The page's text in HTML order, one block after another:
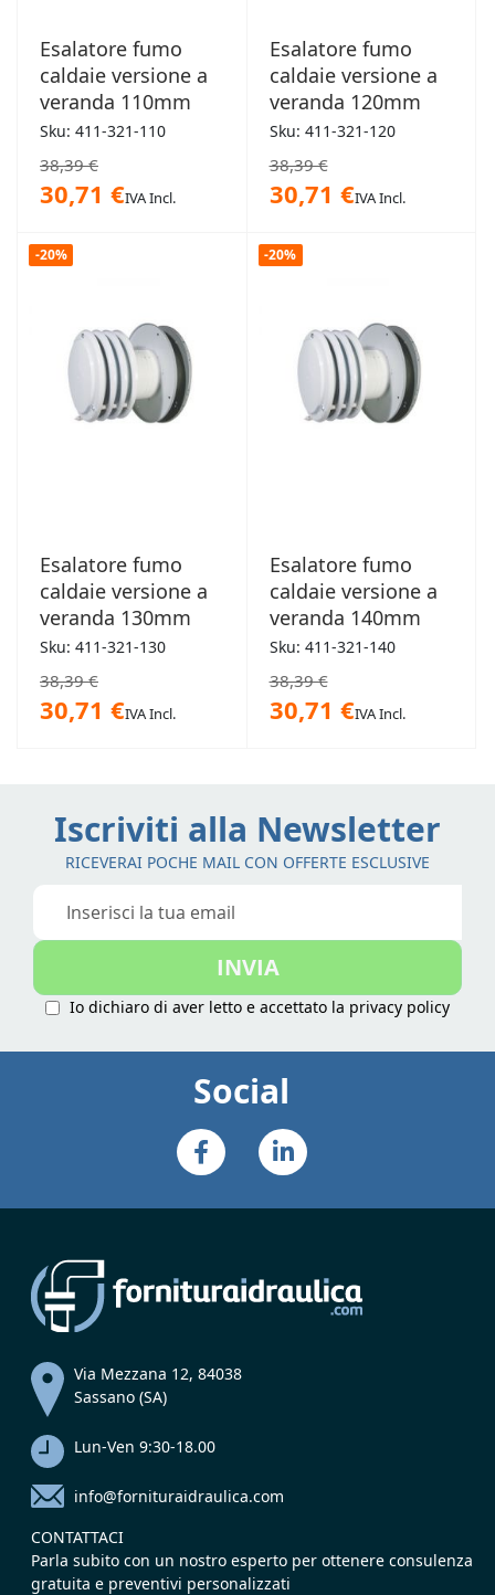
Esalatore fumo
caldaie versione a
veranda 110mm
Sku: 411-321-110
38,39 €
30,71 €IVA Incl.
Esalatore fumo
caldaie versione a
veranda 120mm
Sku: 411-321-120
38,39 €
30,71 €IVA Incl.
-20%
Esalatore fumo
caldaie versione a
veranda 130mm
Sku: 411-321-130
38,39 €
30,71 €IVA Incl.
-20%
Esalatore fumo
caldaie versione a
veranda 140mm
Sku: 411-321-140
38,39 €
30,71 €IVA Incl.
Iscriviti alla Newsletter
RICEVERAI POCHE MAIL CON OFFERTE ESCLUSIVE
nostra
INVIA
Io dichiaro di aver letto e accettato la privacy policy
Social
Via Mezzana 12, 84038
Sassano (SA)
Lun-Ven 9:30-18.00
info@fornituraidraulica.com
CONTATTACI
Parla subito con un nostro esperto per ottenere consulenza
gratuita e preventivi personalizzati